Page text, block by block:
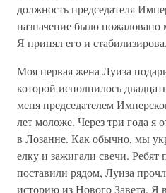
должность председателя
назначение было
Я принял его и
Моя первая жена Луиза
которой исполнилось
меня председателем
лет моложе. Через три года я
в Лозанне. Как обычно, мы
елку и зажигали свечи. Ребят
поставили рядом, Луиза
историю из Нового Завета. Я